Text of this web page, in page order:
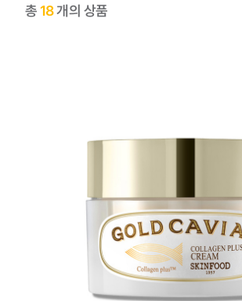
총18개의 상품